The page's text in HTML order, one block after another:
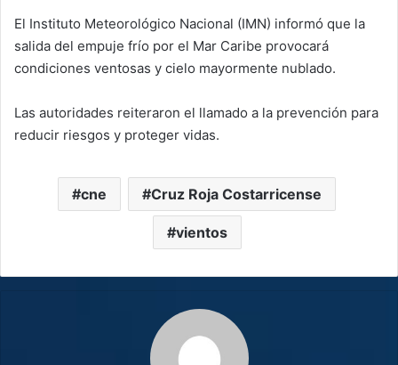
El Instituto Meteorológico Nacional (IMN) informó que la
salida del empuje frío por el Mar Caribe provocará
condiciones ventosas y cielo mayormente nublado.
Las autoridades reiteraron el llamado a la prevención para
reducir riesgos y proteger vidas.
cne Cruz Roja Costarricense
vientos